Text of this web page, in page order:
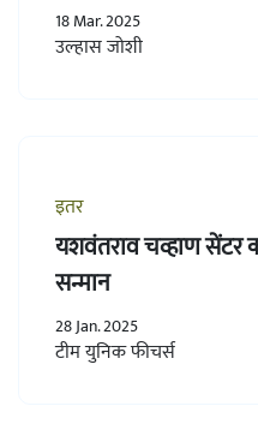
18 Mar. 2025
उल्हास जोशी
इतर
यशवंतराव चव्हाण सेंटर
सन्मान
28 Jan. 2025
टीम युनिक फीचर्स